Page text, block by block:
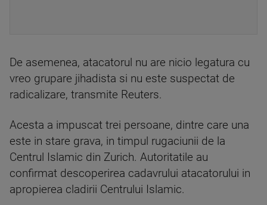
De asemenea, atacatorul nu are nicio legatura cu
vreo grupare jihadista si nu este suspectat de
radicalizare, transmite Reuters.
Acesta a impuscat trei persoane, dintre care una
este in stare grava, in timpul rugaciunii de la
Centrul Islamic din Zurich. Autoritatile au
confirmat descoperirea cadavrului atacatorului in
apropierea cladirii Centrului Islamic.